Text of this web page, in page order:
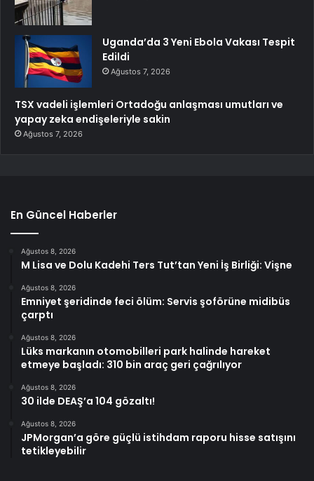
Uganda’da 3 Yeni Ebola Vakası Tespit
Edildi
Ağustos 7, 2026
TSX vadeli işlemleri Ortadoğu anlaşması umutları ve
yapay zeka endişeleriyle sakin
Ağustos 7, 2026
En Güncel Haberler
Ağustos 8, 2026
M Lisa ve Dolu Kadehi Ters Tut’tan Yeni İş Birliği: Vişne
Ağustos 8, 2026
Emniyet şeridinde feci ölüm: Servis şoförüne midibüs
çarptı
Ağustos 8, 2026
Lüks markanın otomobilleri park halinde hareket
etmeye başladı: 310 bin araç geri çağrılıyor
Ağustos 8, 2026
30 ilde DEAŞ’a 104 gözaltı!
Ağustos 8, 2026
JPMorgan’a göre güçlü istihdam raporu hisse satışını
tetikleyebilir